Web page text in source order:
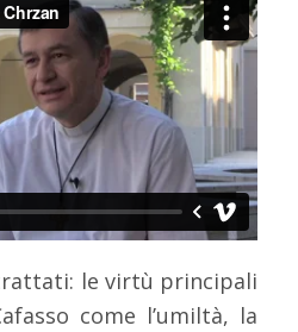
le virtù principali
come l’umiltà, la